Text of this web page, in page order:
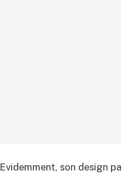
Evidemment, son design